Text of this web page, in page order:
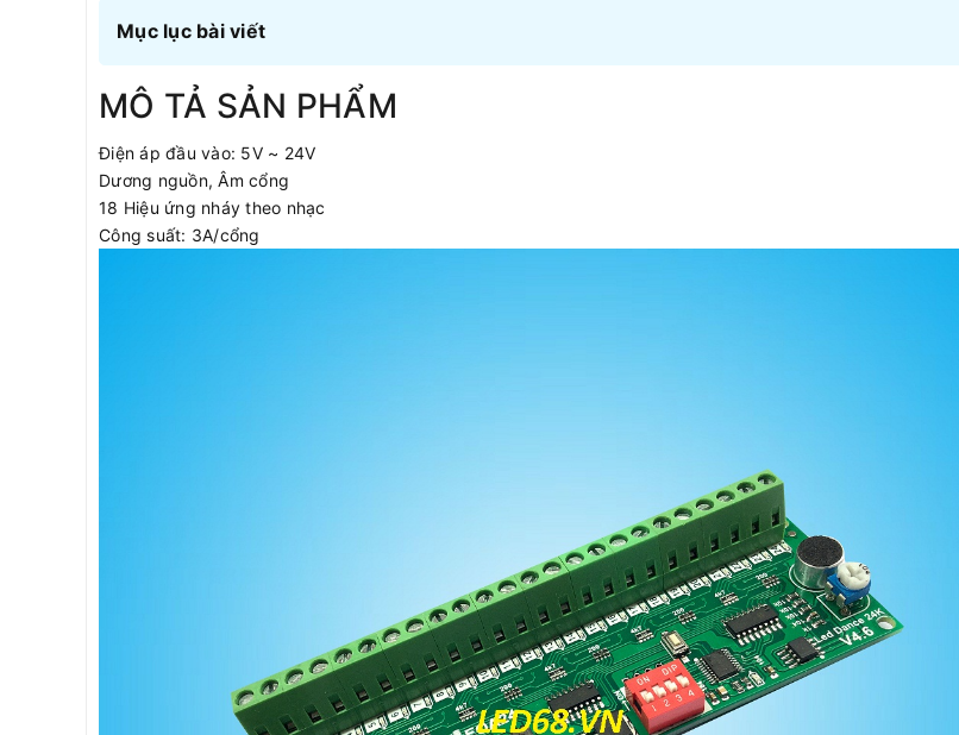
Mục lục bài viết
MÔ TẢ SẢN PHẨM
Điện áp đầu vào: 5V ~ 24V
Dương nguồn, Âm cổng
18 Hiệu ứng nháy theo nhạc
Công suất: 3A/cổng